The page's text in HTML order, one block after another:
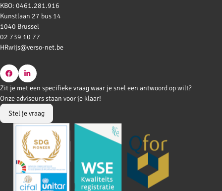
KBO: 0461.281.916
Kunstlaan 27 bus 14
1040 Brussel
02 739 10 77
HRwijs@verso-net.be
Go
to
Facebook
Go
to
LinkedIn
Zit je met een specifieke vraag waar je snel een antwoord op wilt?
Onze adviseurs staan voor je klaar!
Stel je vraag